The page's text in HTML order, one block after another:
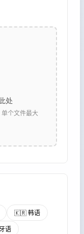
处
单个文件最大
🇰🇷 韩语
语